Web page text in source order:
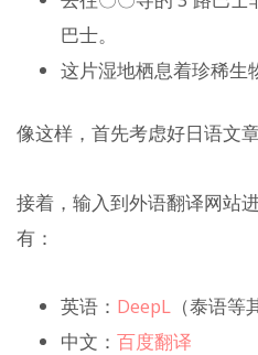
巴士。
这片湿地栖息着珍稀生
像这样，首先考虑好日语文章
接着，输入到外语翻译网站
有：
英语： DeepL （泰语等
中文： 百度翻译